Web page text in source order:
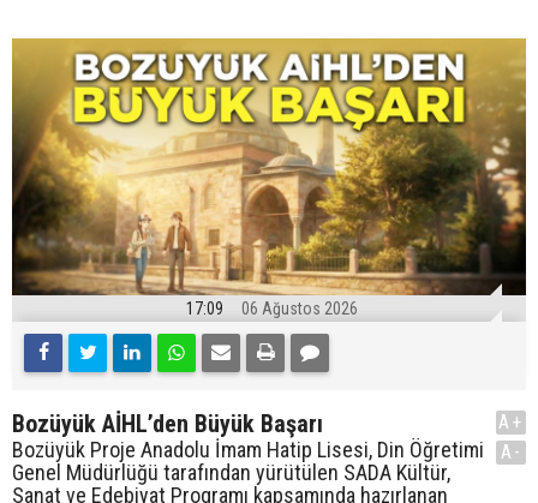
17:09 06 Ağustos 2026
Bozüyük AİHL’den Büyük Başarı
Bozüyük Proje Anadolu İmam Hatip Lisesi, Din Öğretimi
Genel Müdürlüğü tarafından yürütülen SADA Kültür,
Sanat ve Edebiyat Programı kapsamında hazırlanan
A+
A-